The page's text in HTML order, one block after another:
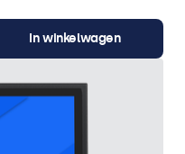
In winkelwagen